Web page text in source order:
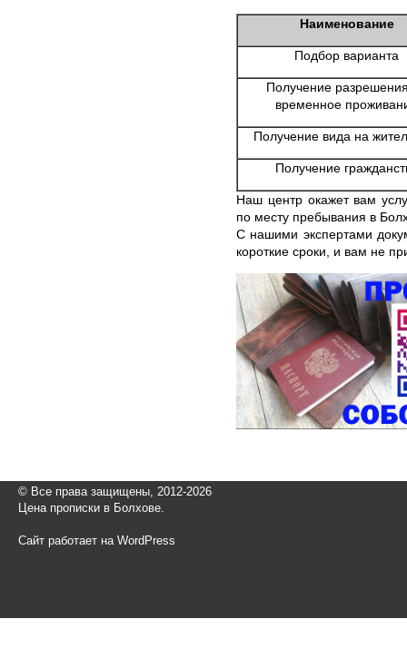
Наименование
Подбор варианта
Получение
временное
Получение вида на
Получение
Наш центр окажет вам
по месту пребывания в
С нашими экспертами
короткие сроки, и вам не
© Все права защищены, 2012-2026
Цена прописки в Болхове.
Сайт работает на WordPress